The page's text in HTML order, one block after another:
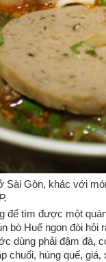
Sài Gòn, khác với
để tìm được một
bò Huế ngon đòi hỏi
dùng phải đậm đà,
chuối, húng quế,